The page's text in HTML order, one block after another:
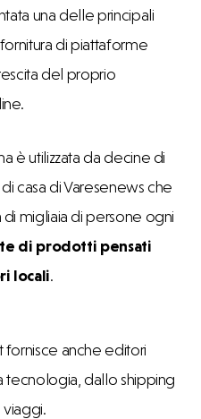
una delle principali
di piattaforme
del proprio
è utilizzata da decine di
casa di Varesenews che
migliaia di persone ogni
di prodotti pensati
locali.
anche editori
tecnologia, dallo shipping